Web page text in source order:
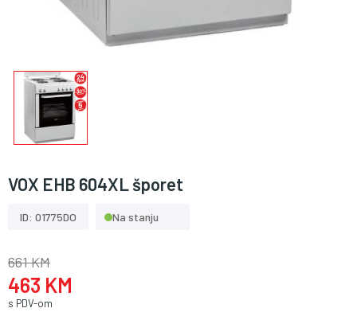
VOX EHB 604XL šporet
ID: 01775DO Na stanju
661 KM
463 KM
s PDV-om